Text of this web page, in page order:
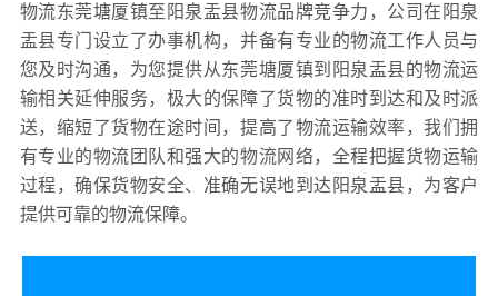
物流东莞塘厦镇至阳泉盂县物流品牌竞争力，公司在阳泉
盂县专门设立了办事机构，并备有专业的物流工作人员与
您及时沟通，为您提供从东莞塘厦镇到阳泉盂县的物流运
输相关延伸服务，极大的保障了货物的准时到达和及时派
送，缩短了货物在途时间，提高了物流运输效率，我们拥
有专业的物流团队和强大的物流网络，全程把握货物运输
过程，确保货物安全、准确无误地到达阳泉盂县，为客户
提供可靠的物流保障。